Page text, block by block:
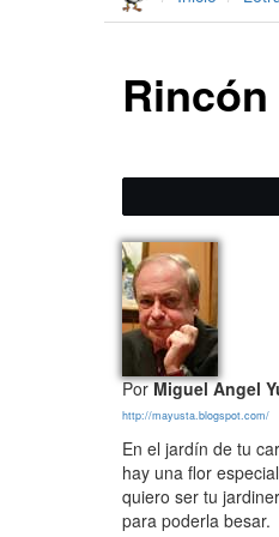
PorMiguel Angel
http://mayusta.blogspot.com/
En el jardín de tu
hay una flor
quiero ser tu
para poderla besar.